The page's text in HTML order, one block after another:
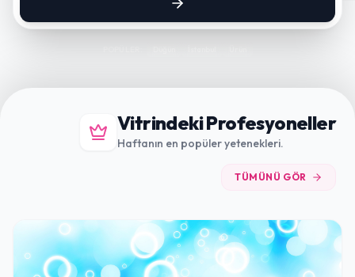
Vitrindeki Profesyoneller
Haftanın en popüler yetenekleri.
TÜMÜNÜ GÖR